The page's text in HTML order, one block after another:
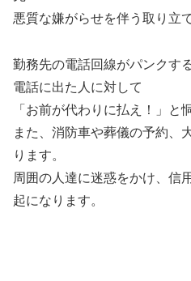
悪質な嫌がらせを伴う取り立
勤務先の電話回線がパンクす
電話に出た人に対して
「お前が代わりに払え！」と
また、消防車や葬儀の予約、
ります。
周囲の人達に迷惑をかけ、信
起になります。